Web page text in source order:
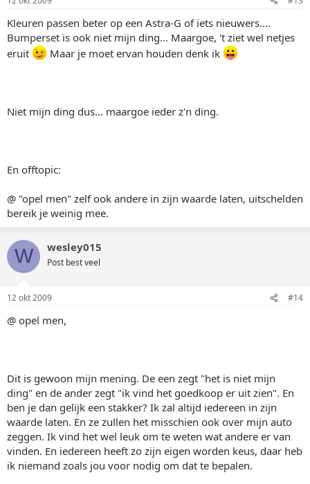
Kleuren passen beter op een Astra-G of iets nieuwers....
Bumperset is ook niet mijn ding... Maargoe, 't ziet wel netjes
eruit
Maar je moet ervan houden denk ik
Niet mijn ding dus... maargoe ieder z'n ding.
En offtopic:
@ "opel men" zelf ook andere in zijn waarde laten, uitschelden
bereik je weinig mee.
W wesley015
Post best veel
12 okt 2009 #14
@ opel men,
Dit is gewoon mijn mening. De een zegt "het is niet mijn
ding" en de ander zegt "ik vind het goedkoop er uit zien". En
ben je dan gelijk een stakker? Ik zal altijd iedereen in zijn
waarde laten. En ze zullen het misschien ook over mijn auto
zeggen. Ik vind het wel leuk om te weten wat andere er van
vinden. En iedereen heeft zo zijn eigen worden keus, daar heb
ik niemand zoals jou voor nodig om dat te bepalen.